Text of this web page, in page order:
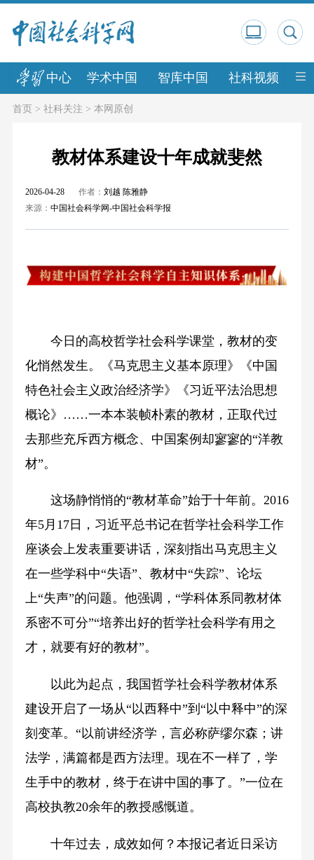
中心 学术中国 智库中国 社科视频 中
首页> 社科关注 > 本网原创
教材体系建设十年成就斐然
2026-04-28 作者： 刘越 陈雅静
来源： 中国社会科学网-中国社会科学报
今日的高校哲学社会科学课堂，教材的变
化悄然发生。《马克思主义基本原理》《中国
特色社会主义政治经济学》《习近平法治思想
概论》……一本本装帧朴素的教材，正取代过
去那些充斥西方概念、中国案例却寥寥的“洋教
材”。
这场静悄悄的“教材革命”始于十年前。2016
年5月17日，习近平总书记在哲学社会科学工作
座谈会上发表重要讲话，深刻指出马克思主义
在一些学科中“失语”、教材中“失踪”、论坛
上“失声”的问题。他强调，“学科体系同教材体
系密不可分”“培养出好的哲学社会科学有用之
才，就要有好的教材”。
以此为起点，我国哲学社会科学教材体系
建设开启了一场从“以西释中”到“以中释中”的深
刻变革。“以前讲经济学，言必称萨缪尔森；讲
法学，满篇都是西方法理。现在不一样了，学
生手中的教材，终于在讲中国的事了。”一位在
高校执教20余年的教授感慨道。
十年过去，成效如何？本报记者近日采访